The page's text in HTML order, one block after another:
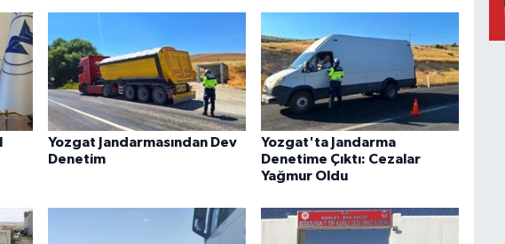
Yozgat Jandarmasından Dev
Denetim
Yozgat'ta Jandarma
Denetime Çıktı: Cezalar
Yağmur Oldu